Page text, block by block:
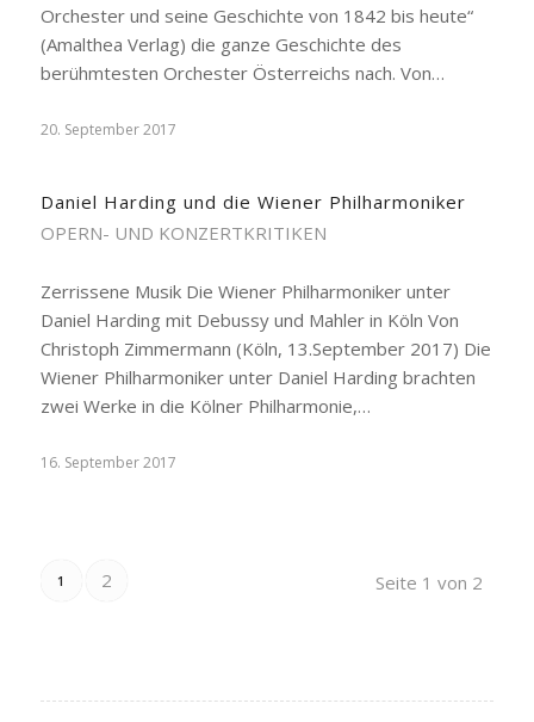
Orchester und seine Geschichte von 1842 bis heute“
(Amalthea Verlag) die ganze Geschichte des
berühmtesten Orchester Österreichs nach. Von…
20. September 2017
Daniel Harding und die Wiener Philharmoniker
OPERN- UND KONZERTKRITIKEN
Zerrissene Musik Die Wiener Philharmoniker unter
Daniel Harding mit Debussy und Mahler in Köln Von
Christoph Zimmermann (Köln, 13.September 2017) Die
Wiener Philharmoniker unter Daniel Harding brachten
zwei Werke in die Kölner Philharmonie,…
16. September 2017
Seite 1 von 2
1 2